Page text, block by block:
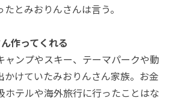
とみおりんさんは言う。
作ってくれる
ンプやスキー、テーマパークや動
かけていたみおりんさん家族。お金
ホテルや海外旅行に行ったことはな